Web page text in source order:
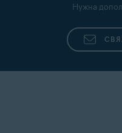
Нужна